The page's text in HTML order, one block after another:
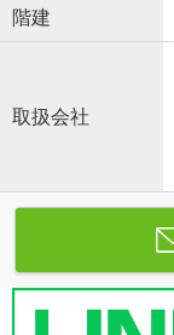
階建
取扱会社